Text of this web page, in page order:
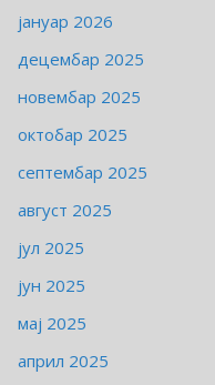
јануар 2026
децембар 2025
новембар 2025
октобар 2025
септембар 2025
август 2025
јул 2025
јун 2025
мај 2025
април 2025